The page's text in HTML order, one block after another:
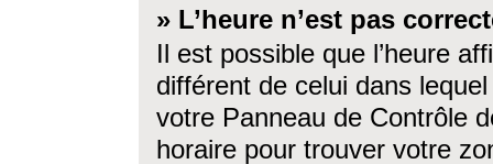
» L’heure n’est pas
Il est possible que l’heure
différent de celui dans
votre Panneau de Contrôle
horaire pour trouver votre